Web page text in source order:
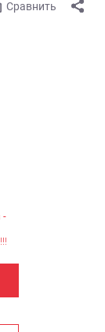
Сравнить
-